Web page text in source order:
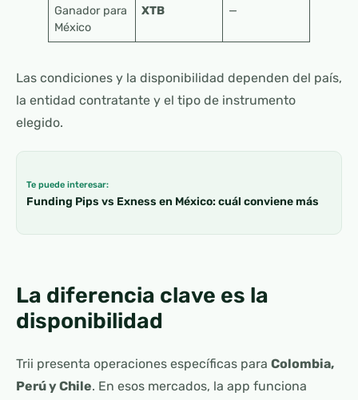
Ganador para
México
XTB —
Las condiciones y la disponibilidad dependen del país,
la entidad contratante y el tipo de instrumento
elegido.
Te puede interesar:
Funding Pips vs Exness en México: cuál conviene más
La diferencia clave es la
disponibilidad
Trii presenta operaciones específicas para Colombia,
Perú y Chile. En esos mercados, la app funciona